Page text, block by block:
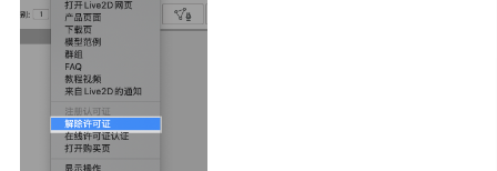
我想解除许可证 / 我想换台电脑使用